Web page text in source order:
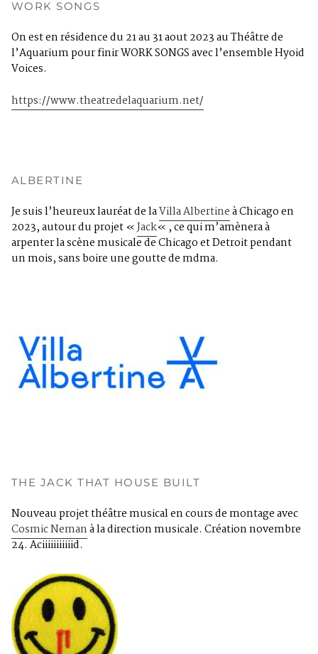
WORK SONGS
On est en résidence du 21 au 31 aout 2023 au Théâtre de
l’Aquarium pour finir WORK SONGS avec l’ensemble Hyoid
Voices.
https://www.theatredelaquarium.net/
ALBERTINE
Je suis l’heureux lauréat de laVilla Albertineà Chicago en
2023, autour du projet «Jack« , ce qui m’amènera à
arpenter la scène musicale de Chicago et Detroit pendant
un mois, sans boire une goutte de mdma.
THE JACK THAT HOUSE BUILT
Nouveau projet théâtre musical en cours de montage avec
Cosmic Nemanà la direction musicale. Création novembre
24. Aciiiiiiiiiiid.